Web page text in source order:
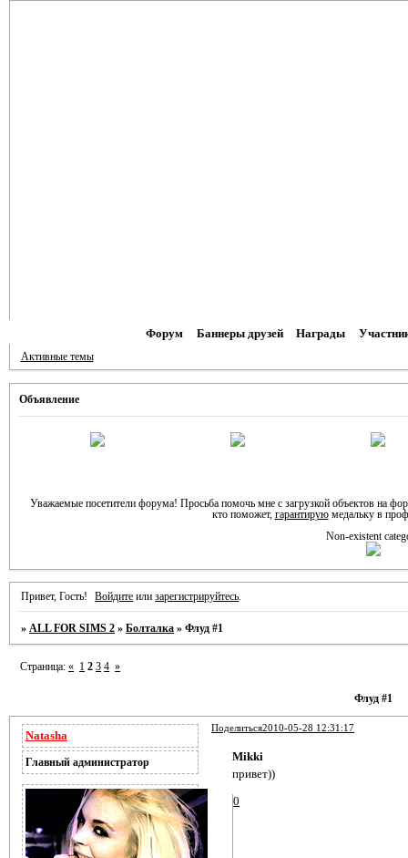
Форум Баннеры друзей Награды
Активные темы
Объявление
Уважаемые посетители форума! Просьба помочь мне с загрузкой объектов на
кто поможет, гарантируюмедальку в
Non-existent
Привет, Гость! Войдите илизарегистрируйтесь
» ALL FOR SIMS 2 »Болталка »Флуд #1
Флуд #1
Страница:« 1 2 3 4 »
Поделиться2010-05-28 12:31:17
Natasha
Главный администратор
Mikki
привет))
0